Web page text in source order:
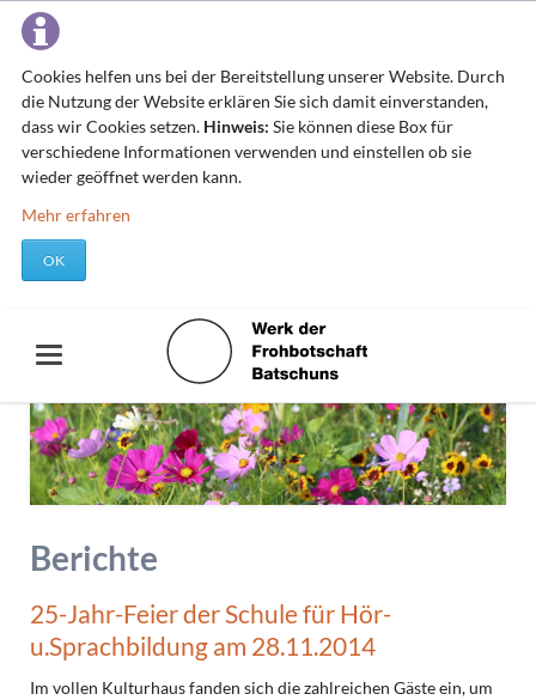
Cookies helfen uns bei der Bereitstellung unserer Website. Durch
die Nutzung der Website erklären Sie sich damit einverstanden,
dass wir Cookies setzen. Hinweis: Sie können diese Box für
verschiedene Informationen verwenden und einstellen ob sie
wieder geöffnet werden kann.
Mehr erfahren
OK
Berichte
25-Jahr-Feier der Schule für Hör-
u.Sprachbildung am 28.11.2014
Im vollen Kulturhaus fanden sich die zahlreichen Gäste ein, um